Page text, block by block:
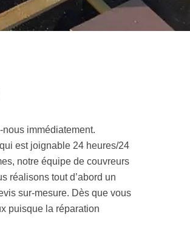
immédiatement.
est joignable 24 heures/24
notre équipe de couvreurs
réalisons tout d’abord un
sur-mesure. Dès que vous
puisque la réparation